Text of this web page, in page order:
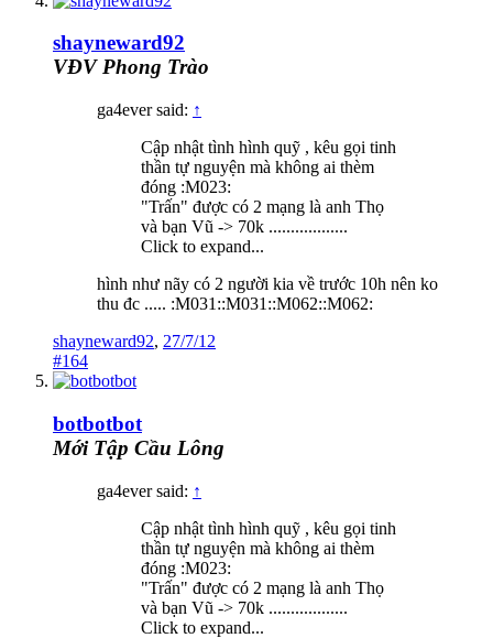
shayneward92
VĐV Phong Trào
ga4ever said: ↑
Cập nhật tình hình quỹ , kêu gọi tinh
thần tự nguyện mà không ai thèm
đóng :M023:
"Trấn" được có 2 mạng là anh Thọ
và bạn Vũ -> 70k ..................
Click to expand...
hình như nãy có 2 người kia về trước 10h nên ko
thu đc ..... :M031::M031::M062::M062:
shayneward92, 27/7/12
#164
botbotbot
Mới Tập Cầu Lông
ga4ever said: ↑
Cập nhật tình hình quỹ , kêu gọi tinh
thần tự nguyện mà không ai thèm
đóng :M023:
"Trấn" được có 2 mạng là anh Thọ
và bạn Vũ -> 70k ..................
Click to expand...